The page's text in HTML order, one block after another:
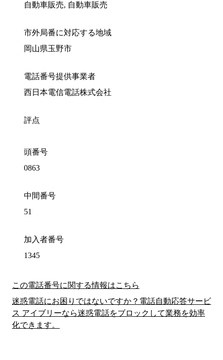
自動車販売, 自動車販売
市外局番に対応する地域
岡山県玉野市
電話番号提供事業者
西日本電信電話株式会社
評点
頭番号
0863
中間番号
51
加入者番号
1345
この電話番号に関する情報はこちら
迷惑電話にお困りではないですか？電話自動応答サービ
ス アイブリーなら迷惑電話をブロックして業務を効率
化できます。